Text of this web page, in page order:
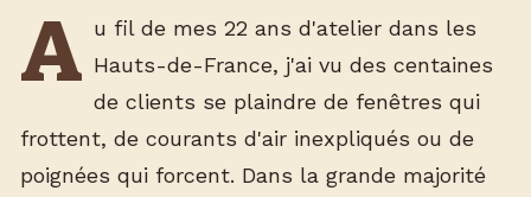
A u fil de mes 22 ans d'atelier dans les
Hauts-de-France, j'ai vu des centaines
de clients se plaindre de fenêtres qui
frottent, de courants d'air inexpliqués ou de
poignées qui forcent. Dans la grande majorité